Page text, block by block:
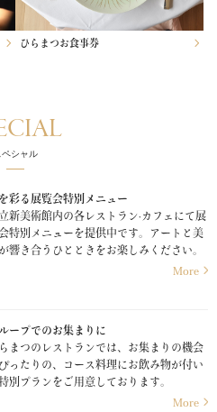
ひらまつお食事券
ペシャル
彩る展覧会特別メニュー
新美術館内の各レストラン·カフェにて展
特別メニューを提供中です。アートと美
響き合うひとときをお楽しみください。
More
ープでのお集まりに
まつのレストランでは、お集まりの機会
ったりの、コース料理にお飲み物が付い
別プランをご用意しております。
More